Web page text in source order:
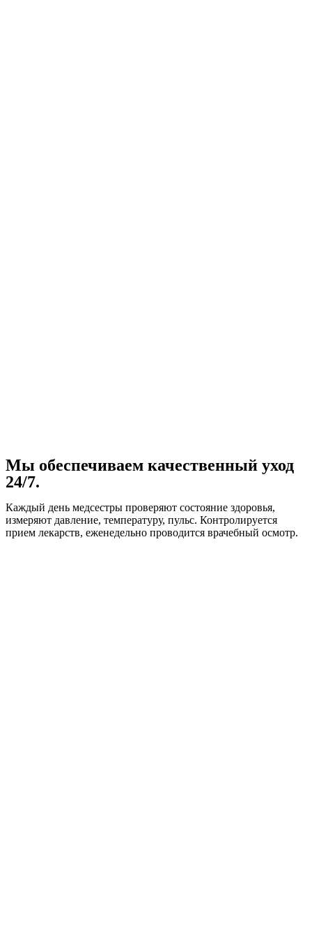
Мы обеспечиваем качественный уход
24/7.
Каждый день медсестры проверяют состояние здоровья,
измеряют давление, температуру, пульс. Контролируется
прием лекарств, еженедельно проводится врачебный осмотр.